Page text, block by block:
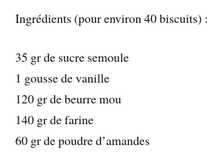
Ingrédients (pour environ 40 biscuits) :
35 gr de sucre semoule
1 gousse de vanille
120 gr de beurre mou
140 gr de farine
60 gr de poudre d’amandes